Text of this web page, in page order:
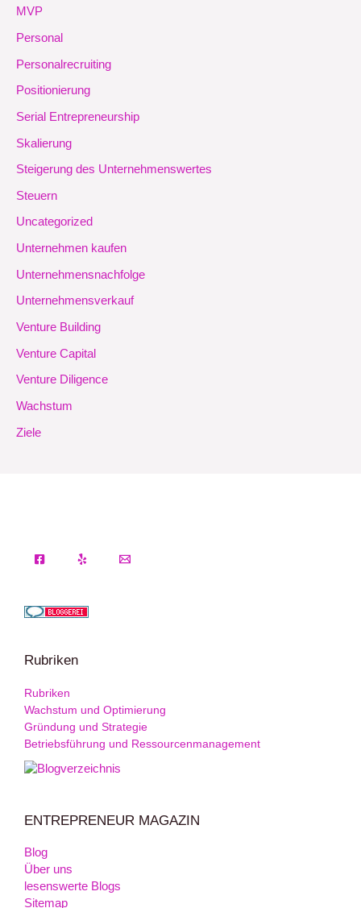
MVP
Personal
Personalrecruiting
Positionierung
Serial Entrepreneurship
Skalierung
Steigerung des Unternehmenswertes
Steuern
Uncategorized
Unternehmen kaufen
Unternehmensnachfolge
Unternehmensverkauf
Venture Building
Venture Capital
Venture Diligence
Wachstum
Ziele
Rubriken
Rubriken
Wachstum und Optimierung
Gründung und Strategie
Betriebsführung und Ressourcenmanagement
ENTREPRENEUR MAGAZIN
Blog
Über uns
lesenswerte Blogs
Sitemap